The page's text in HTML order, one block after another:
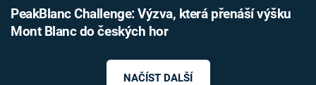
PeakBlanc Challenge: Výzva, která přenáší výšku
Mont Blanc do českých hor
NAČÍST DALŠÍ